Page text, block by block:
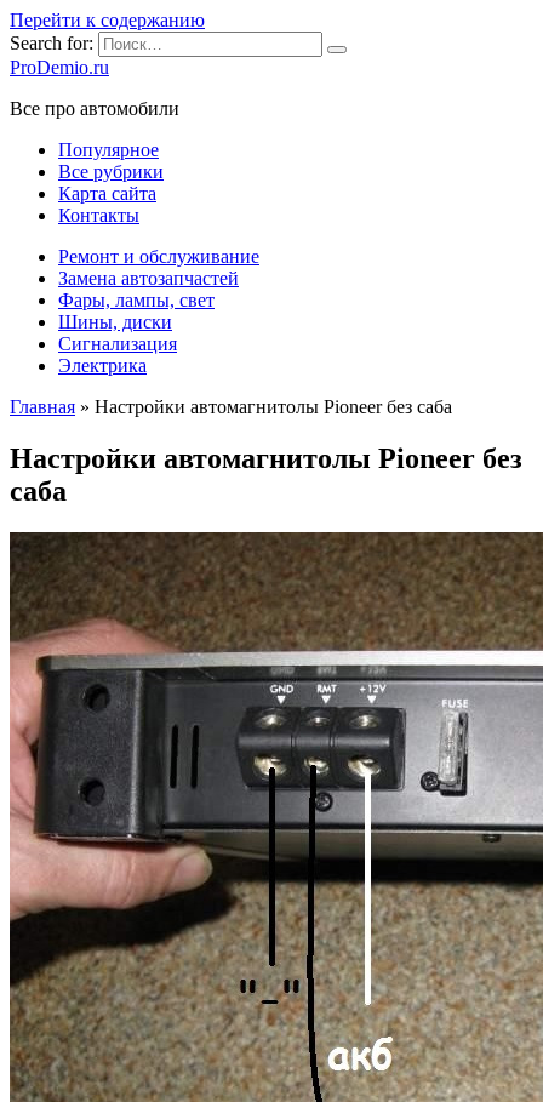
Перейти к содержанию
Search for:
ProDemio.ru
Все про автомобили
Популярное
Все рубрики
Карта сайта
Контакты
Ремонт и обслуживание
Замена автозапчастей
Фары, лампы, свет
Шины, диски
Сигнализация
Электрика
Главная » Настройки автомагнитолы Pioneer без саба
Настройки автомагнитолы Pioneer без
саба